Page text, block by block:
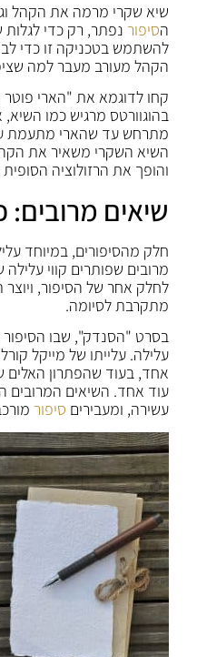
שיא שקרי מרמה את הקהל
הסיפור נפתר, רק כדי לגלות
להשתמש בטכניקה זו כדי
הקהל מעורב מעבר למה
בהוגוורטס מרגיש כמו
מתרחש עד שהארי מתעמת
השיא השקרי משאיר את
והופך את הרזולוציה
שיאים מרובים:
חלק מהסיפורים, במיוחד
מרובים שפותרים קווי
לחלק אחר של הסיפור,
מתקרבת לסיומה.
בסרט "הסנדק", שבו הסיפור
עלילה. עלייתו של מייקל
אחד, בעוד שהפתרון האלים
עוד אחד. השיאים המרובים
עשירה, ומעבירים סיפור